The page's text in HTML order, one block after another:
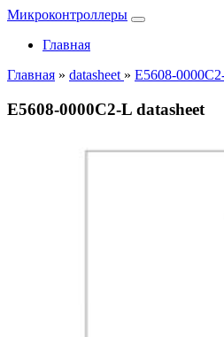
Микроконтроллеры
Главная
Главная » datasheet » E5608-
E5608-0000C2-L datasheet